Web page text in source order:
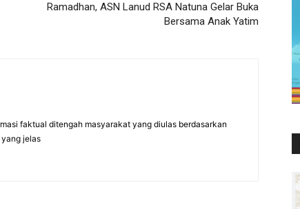
Ramadhan, ASN Lanud RSA Natuna Gelar Buka
Bersama Anak Yatim
faktual ditengah masyarakat yang diulas berdasarkan
jelas